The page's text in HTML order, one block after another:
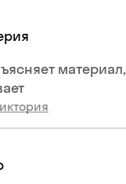
материал,